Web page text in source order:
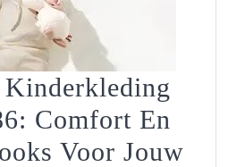
Comfort En
Voor Jouw